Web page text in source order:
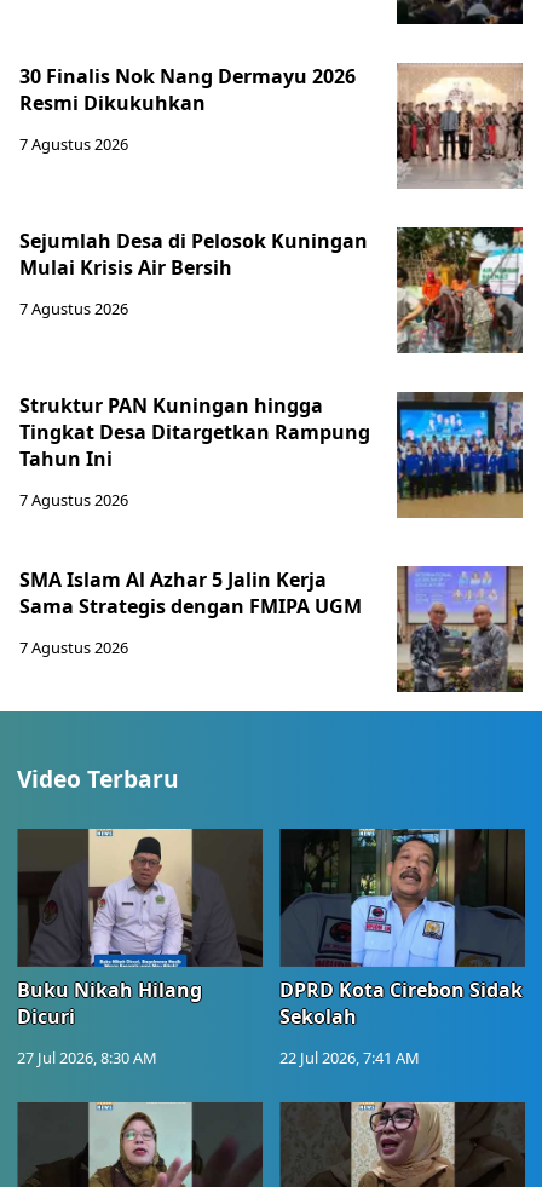
30 Finalis Nok Nang Dermayu 2026
Resmi Dikukuhkan
7 Agustus 2026
Sejumlah Desa di Pelosok Kuningan
Mulai Krisis Air Bersih
7 Agustus 2026
Struktur PAN Kuningan hingga
Tingkat Desa Ditargetkan Rampung
Tahun Ini
7 Agustus 2026
SMA Islam Al Azhar 5 Jalin Kerja
Sama Strategis dengan FMIPA UGM
7 Agustus 2026
Video Terbaru
Buku Nikah Hilang
Dicuri
27 Jul 2026, 8:30 AM
DPRD Kota Cirebon Sidak
Sekolah
22 Jul 2026, 7:41 AM